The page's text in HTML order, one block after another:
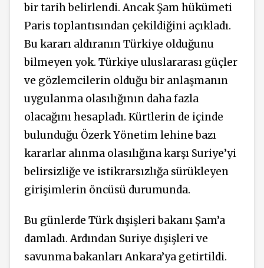
bir tarih belirlendi. Ancak Şam hükümeti
Paris toplantısından çekildiğini açıkladı.
Bu kararı aldıranın Türkiye olduğunu
bilmeyen yok. Türkiye uluslararası güçler
ve gözlemcilerin olduğu bir anlaşmanın
uygulanma olasılığının daha fazla
olacağını hesapladı. Kürtlerin de içinde
bulunduğu Özerk Yönetim lehine bazı
kararlar alınma olasılığına karşı Suriye’yi
belirsizliğe ve istikrarsızlığa sürükleyen
girişimlerin öncüsü durumunda.
Bu günlerde Türk dışişleri bakanı Şam’a
damladı. Ardından Suriye dışişleri ve
savunma bakanları Ankara’ya getirtildi.